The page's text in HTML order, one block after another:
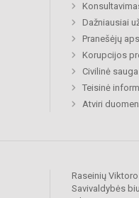
Dažniausiai
Pranešėjų
Korupcijos
Civilinė sauga
Teisinė
Atviri
Raseinių
Savivaldybės